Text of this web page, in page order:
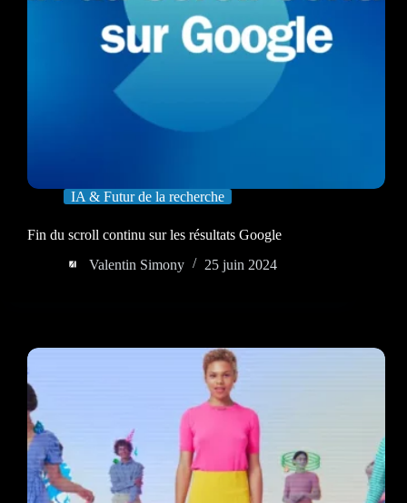
IA & Futur de la recherche
Fin du scroll continu sur les résultats Google
Valentin Simony
25 juin 2024